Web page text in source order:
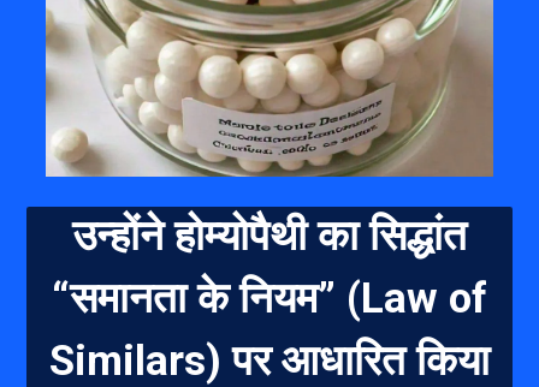
उन्होंने होम्योपैथी का सिद्धांत
“समानता के नियम” (Law of
Similars) पर आधारित किया